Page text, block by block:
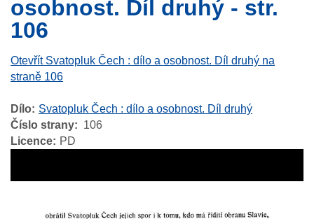
osobnost. Díl druhý - str.
106
Otevřít Svatopluk Čech : dílo a osobnost. Díl druhý na
straně 106
Dílo
Svatopluk Čech : dílo a osobnost. Díl druhý
Číslo strany
106
Licence
PD